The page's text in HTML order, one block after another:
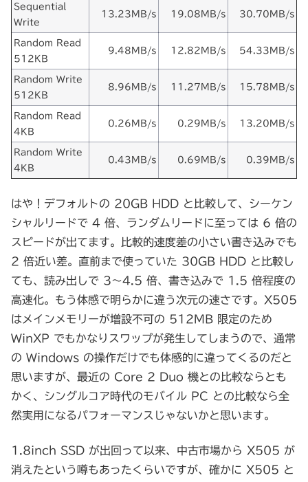
Sequential
Write
13.23MB/s 19.08MB/s 30.70MB/s
Random Read
512KB
9.48MB/s 12.82MB/s 54.33MB/s
Random Write
512KB
8.96MB/s 11.27MB/s 15.78MB/s
Random Read
4KB
0.26MB/s 0.29MB/s 13.20MB/s
Random Write
4KB
0.43MB/s 0.69MB/s 0.39MB/s
はや！デフォルトの 20GB HDD と比較して、シーケン
シャルリードで 4 倍、ランダムリードに至っては 6 倍の
スピードが出てます。比較的速度差の小さい書き込みでも
2 倍近い差。直前まで使っていた 30GB HDD と比較し
ても、読み出しで 3～4.5 倍、書き込みで 1.5 倍程度の
高速化。もう体感で明らかに違う次元の速さです。X505
はメインメモリーが増設不可の 512MB 限定のため
WinXP でもかなりスワップが発生してしまうので、通常
の Windows の操作だけでも体感的に違ってくるのだと
思いますが、最近の Core 2 Duo 機との比較ならとも
かく、シングルコア時代のモバイル PC との比較なら全
然実用になるパフォーマンスじゃないかと思います。
1.8inch SSD が出回って以来、中古市場から X505 が
消えたという噂もあったくらいですが、確かに X505 と